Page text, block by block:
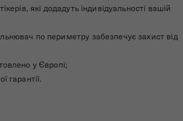
які додадуть індивідуальності вашій
по периметру забезпечує захист від
у Європі;
гарантії.